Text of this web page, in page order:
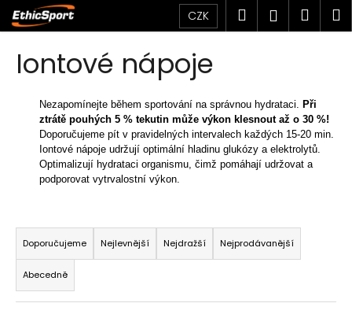
Přejít
na
obsah
CZK Hledat
Iontové nápoje
Nezapomínejte během sportování na správnou hydrataci. Při
ztrátě pouhých 5 % tekutin může výkon klesnout až o 30 %!
Doporučujeme pít v pravidelných intervalech každých 15-20 min.
Iontové nápoje udržují optimální hladinu glukózy a elektrolytů.
Optimalizují hydrataci organismu, čimž pomáhají udržovat a
podporovat vytrvalostní výkon.
Ř
a
z
e
n
Doporučujeme Nejlevnější Nejdražší Nejprodávanější
Abecedně
o
b
u
e
t